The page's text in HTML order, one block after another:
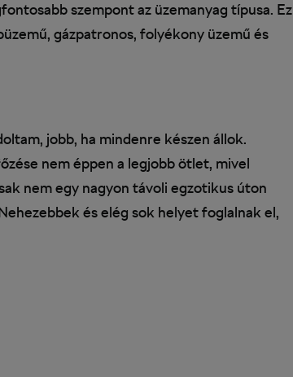
szempont az üzemanyag típusa. Ez
gázpatronos, folyékony üzemű és
jobb, ha mindenre készen állok.
nem éppen a legjobb ötlet, mivel
nem egy nagyon távoli egzotikus úton
és elég sok helyet foglalnak el,